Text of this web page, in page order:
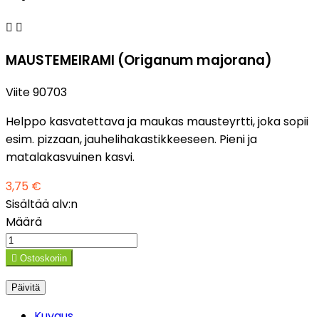
 
MAUSTEMEIRAMI (Origanum majorana)
Viite90703
Helppo kasvatettava ja maukas mausteyrtti, joka sopii
esim. pizzaan, jauhelihakastikkeeseen. Pieni ja
matalakasvuinen kasvi.
3,75 €
Sisältää alv:n
Määrä
 Ostoskoriin